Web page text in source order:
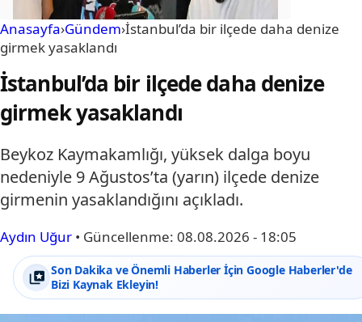
Anasayfa›Gündem›İstanbul’da bir ilçede daha denize
girmek yasaklandı
İstanbul’da bir ilçede daha denize
girmek yasaklandı
Beykoz Kaymakamlığı, yüksek dalga boyu
nedeniyle 9 Ağustos’ta (yarın) ilçede denize
girmenin yasaklandığını açıkladı.
Aydın Uğur • Güncellenme: 08.08.2026 - 18:05
Son Dakika ve Önemli Haberler İçin Google Haberler'de
Bizi Kaynak Ekleyin!